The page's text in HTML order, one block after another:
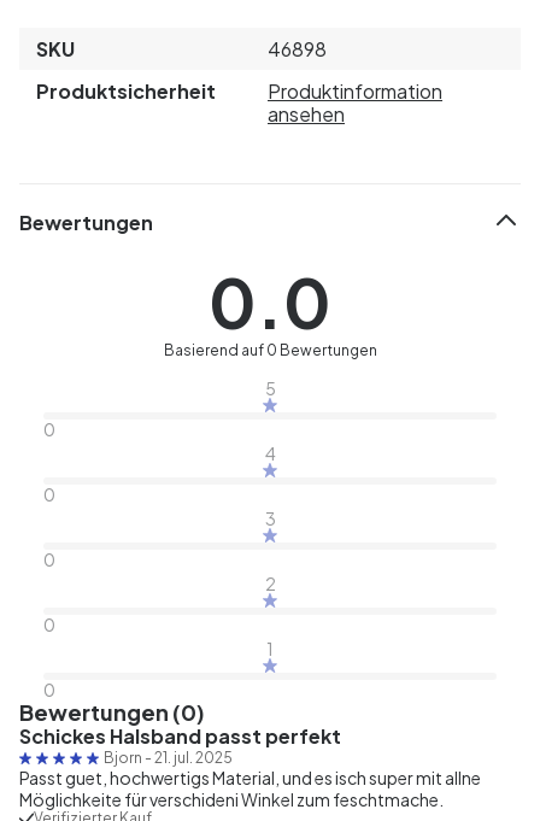
SKU
46898
Produktsicherheit
Produktinformation
ansehen
Bewertungen
0.0
Basierend auf 0 Bewertungen
5
0
4
0
3
0
2
0
1
0
Bewertungen (0)
Schickes Halsband passt perfekt
Bjorn - 21. jul. 2025
Passt guet, hochwertigs Material, und es isch super mit allne
Möglichkeite für verschideni Winkel zum feschtmache.